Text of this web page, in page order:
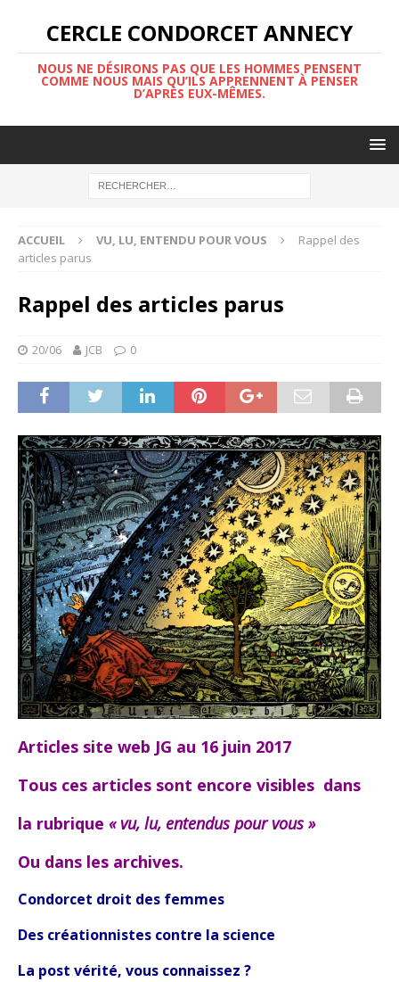
CERCLE CONDORCET ANNECY
NOUS NE DÉSIRONS PAS QUE LES HOMMES PENSENT
COMME NOUS MAIS QU’ILS APPRENNENT À PENSER
D’APRÈS EUX-MÊMES.
ACCUEIL VU, LU, ENTENDU POUR VOUS
Rappel des
articles parus
Rappel des articles parus
20/06 JCB 0
Articles site web JG au 16 juin 2017
Tous ces articles sont encore visibles dans
la rubrique « vu, lu, entendus pour vous »
Ou dans les archives.
Condorcet droit des femmes
Des créationnistes contre la science
La post vérité, vous connaissez ?